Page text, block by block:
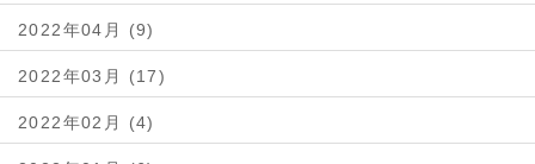
2022年04月 (9)
2022年03月 (17)
2022年02月 (4)